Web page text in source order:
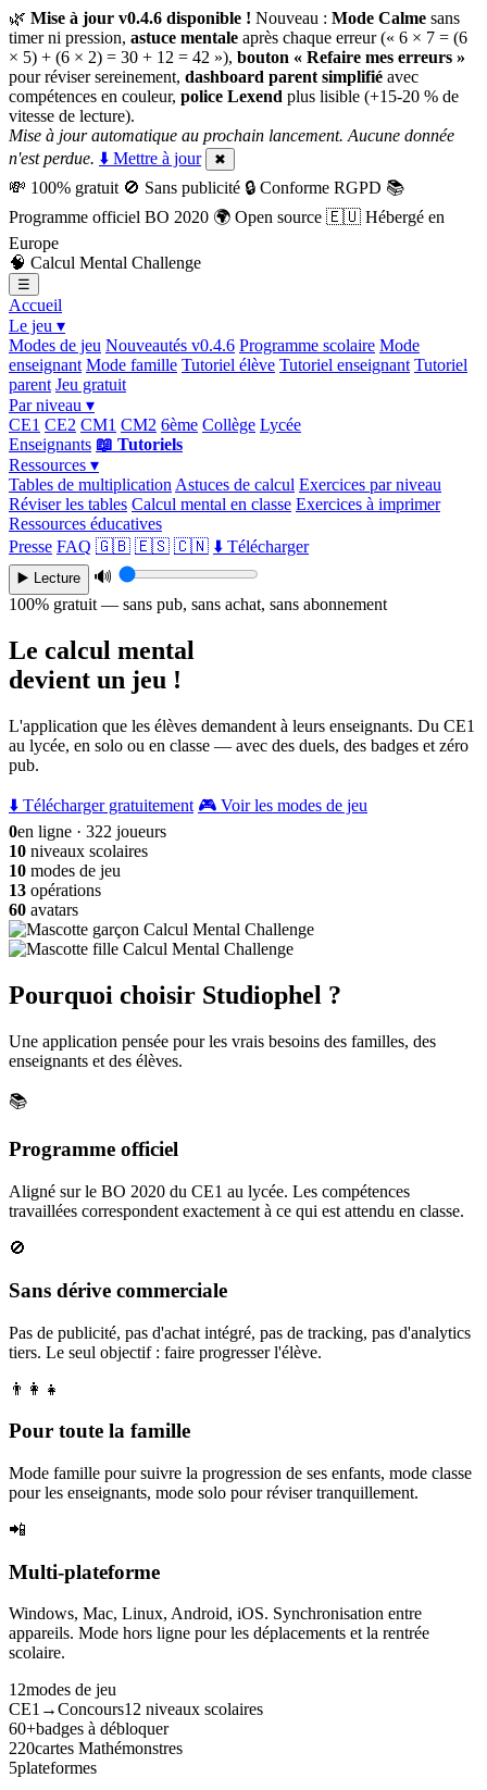
🌿 Mise à jour v0.4.6 disponible ! Nouveau : Mode Calme sans
timer ni pression, astuce mentale après chaque erreur (« 6 × 7 = (6
× 5) + (6 × 2) = 30 + 12 = 42 »), bouton « Refaire mes erreurs »
pour réviser sereinement, dashboard parent simplifié avec
compétences en couleur, police Lexend plus lisible (+15-20 % de
vitesse de lecture).
Mise à jour automatique au prochain lancement. Aucune donnée
n'est perdue. ⬇️ Mettre à jour ✖
💸 100% gratuit 🚫 Sans publicité 🔒 Conforme RGPD 📚
Programme officiel BO 2020 🌍 Open source 🇪🇺 Hébergé en
Europe
🧠 Calcul Mental Challenge
☰
Accueil
Le jeu ▾
Modes de jeu Nouveautés v0.4.6 Programme scolaire Mode
enseignant Mode famille Tutoriel élève Tutoriel enseignant Tutoriel
parent Jeu gratuit
Par niveau ▾
CE1 CE2 CM1 CM2 6ème Collège Lycée
Enseignants 📖 Tutoriels
Ressources ▾
Tables de multiplication Astuces de calcul Exercices par niveau
Réviser les tables Calcul mental en classe Exercices à imprimer
Ressources éducatives
Presse FAQ 🇬🇧 🇪🇸 🇨🇳 ⬇️ Télécharger
▶️ Lecture
🔊
100% gratuit — sans pub, sans achat, sans abonnement
Le calcul mental
devient un jeu !
L'application que les élèves demandent à leurs enseignants. Du CE1
au lycée, en solo ou en classe — avec des duels, des badges et zéro
pub.
⬇️ Télécharger gratuitement 🎮 Voir les modes de jeu
0en ligne · 322 joueurs
10 niveaux scolaires
10 modes de jeu
13 opérations
60 avatars
Pourquoi choisir Studiophel ?
Une application pensée pour les vrais besoins des familles, des
enseignants et des élèves.
📚
Programme officiel
Aligné sur le BO 2020 du CE1 au lycée. Les compétences
travaillées correspondent exactement à ce qui est attendu en classe.
🚫
Sans dérive commerciale
Pas de publicité, pas d'achat intégré, pas de tracking, pas d'analytics
tiers. Le seul objectif : faire progresser l'élève.
👨‍👩‍👧
Pour toute la famille
Mode famille pour suivre la progression de ses enfants, mode classe
pour les enseignants, mode solo pour réviser tranquillement.
📲
Multi-plateforme
Windows, Mac, Linux, Android, iOS. Synchronisation entre
appareils. Mode hors ligne pour les déplacements et la rentrée
scolaire.
12modes de jeu
CE1→Concours12 niveaux scolaires
60+badges à débloquer
220cartes Mathémonstres
5plateformes